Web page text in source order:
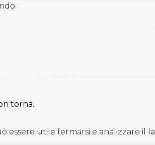
torna.
essere utile fermarsi e analizzare il